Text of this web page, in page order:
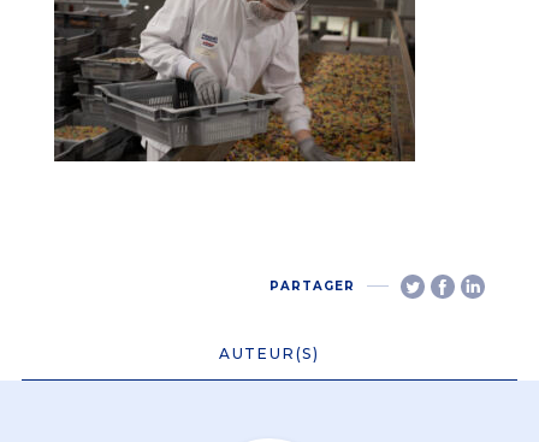
PARTAGER
AUTEUR(S)